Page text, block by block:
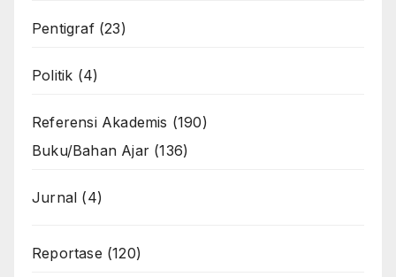
Pentigraf(23)
Politik (4)
Referensi Akademis (190)
Buku/Bahan Ajar (136)
Jurnal (4)
Reportase (120)